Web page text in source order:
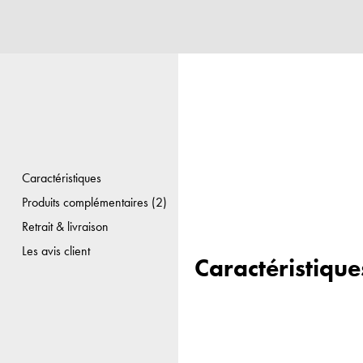
Caractéristiques
Produits complémentaires (2)
Retrait & livraison
Les avis client